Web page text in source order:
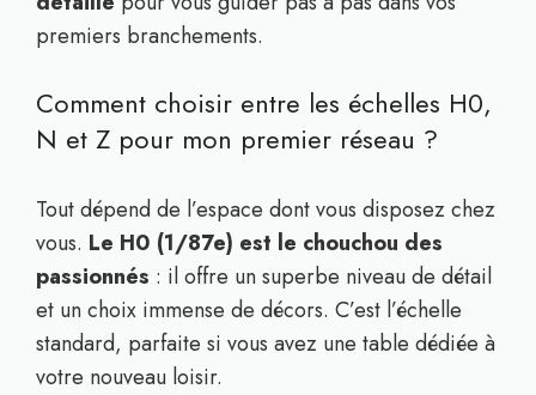
premiers branchements.
Comment choisir entre les échelles H0,
N et Z pour mon premier réseau ?
Tout dépend de l’espace dont vous disposez chez
vous. Le H0 (1/87e) est le chouchou des
passionnés : il offre un superbe niveau de détail
et un choix immense de décors. C’est l’échelle
standard, parfaite si vous avez une table dédiée à
votre nouveau loisir.